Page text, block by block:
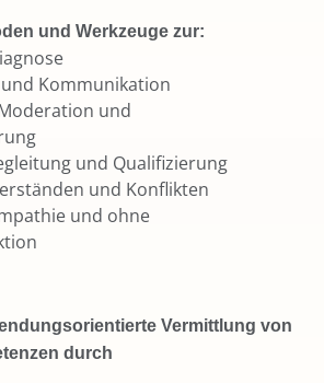
und Werkzeuge zur:
Kommunikation
und
und Qualifizierung
und Konflikten
und ohne
Vermittlung von
durch